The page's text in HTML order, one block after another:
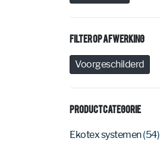
Filter Op Afwerking
Voorgeschilderd
Productcategorie
Ekotex systemen(54)